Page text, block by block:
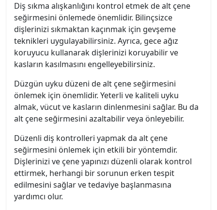
Diş sıkma alışkanlığını kontrol etmek de alt çene
seğirmesini önlemede önemlidir. Bilinçsizce
dişlerinizi sıkmaktan kaçınmak için gevşeme
teknikleri uygulayabilirsiniz. Ayrıca, gece ağız
koruyucu kullanarak dişlerinizi koruyabilir ve
kasların kasılmasını engelleyebilirsiniz.
Düzgün uyku düzeni de alt çene seğirmesini
önlemek için önemlidir. Yeterli ve kaliteli uyku
almak, vücut ve kasların dinlenmesini sağlar. Bu da
alt çene seğirmesini azaltabilir veya önleyebilir.
Düzenli diş kontrolleri yapmak da alt çene
seğirmesini önlemek için etkili bir yöntemdir.
Dişlerinizi ve çene yapınızı düzenli olarak kontrol
ettirmek, herhangi bir sorunun erken tespit
edilmesini sağlar ve tedaviye başlanmasına
yardımcı olur.